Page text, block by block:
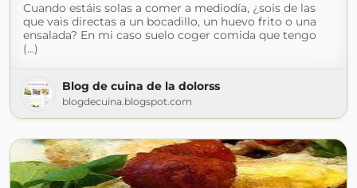
Cuando estáis solas a comer a mediodía, ¿sois de las
que vais directas a un bocadillo, un huevo frito o una
ensalada? En mi caso suelo coger comida que tengo
(...)
Blog de cuina de la dolorss
blogdecuina.blogspot.com